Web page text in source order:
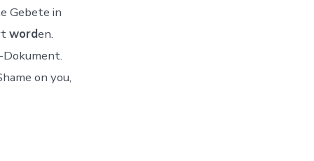
Gebete in
worden.
on you,